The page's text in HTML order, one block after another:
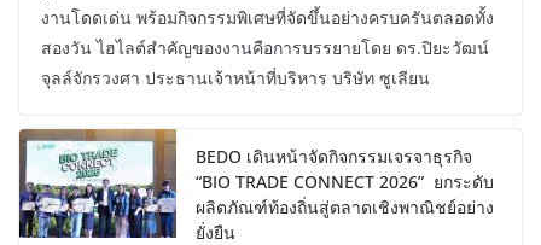
งานโดดเด่น พร้อมกิจกรรมพิเศษที่จัดขึ้นอย่างครบครันตลอดทั้ง
สองวัน ไฮไลต์สำคัญของงานคือการบรรยายโดย ดร.ปิยะวัฒน์
จุลล์จักรวงศา ประธานเจ้าหน้าที่บริหาร บริษัท ซูเลียน
BEDO เดินหน้าจัดกิจกรรมเจรจาธุรกิจ
“BIO TRADE CONNECT 2026” ยกระดับ
ผลิตภัณฑ์ท้องถิ่นสู่ตลาดเชิงพาณิชย์อย่าง
ยั่งยืน